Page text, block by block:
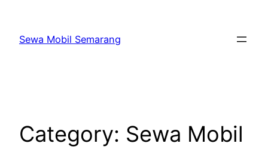
content
Sewa Mobil Semarang
Category: Sewa Mobil